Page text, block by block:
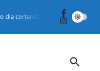
grama e cantando o Hino